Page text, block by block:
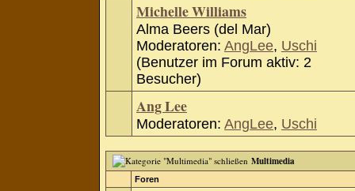
Michelle Williams
Alma Beers (del Mar)
Moderatoren: AngLee, Uschi
(Benutzer im Forum aktiv: 2
Besucher)
Ang Lee
Moderatoren: AngLee, Uschi
Multimedia
Foren